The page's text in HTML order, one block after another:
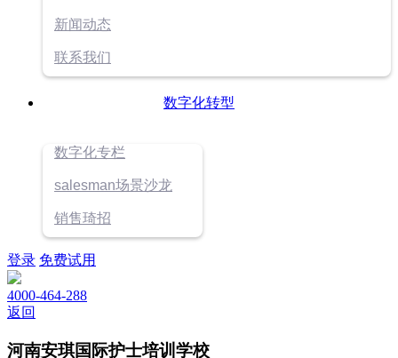
新闻动态
联系我们
数字化转型
数字化专栏
salesman场景沙龙
销售琦招
登录 免费试用
4000-464-288
返回
河南安琪国际护士培训学校